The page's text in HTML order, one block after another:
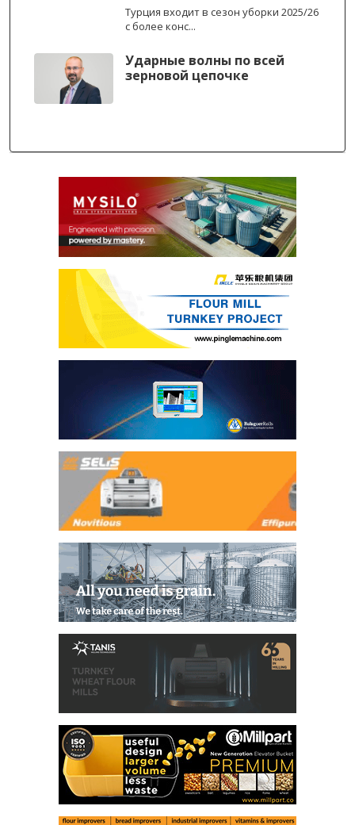
Турция входит в сезон уборки 2025/26
с более конс...
Ударные волны по всей
зерновой цепочке